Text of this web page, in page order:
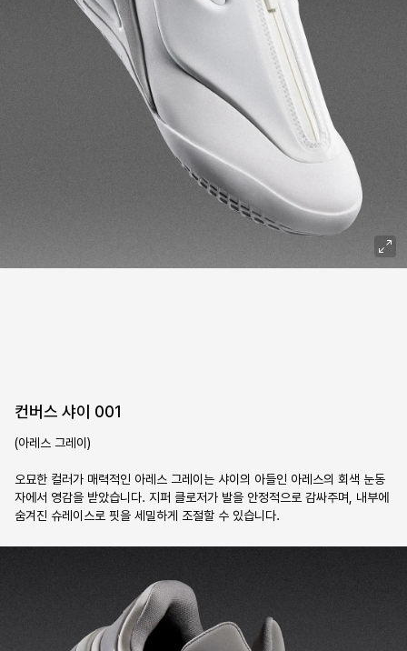
컨버스 샤이 001
(아레스 그레이)
오묘한 컬러가 매력적인 아레스 그레이는 샤이의 아들인 아레스의 회색 눈동
자에서 영감을 받았습니다. 지퍼 클로저가 발을 안정적으로 감싸주며, 내부에
숨겨진 슈레이스로 핏을 세밀하게 조절할 수 있습니다.